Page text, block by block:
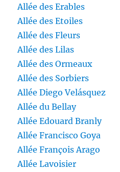
Allée des Erables
Allée des Etoiles
Allée des Fleurs
Allée des Lilas
Allée des Ormeaux
Allée des Sorbiers
Allée Diego Velásquez
Allée du Bellay
Allée Edouard Branly
Allée Francisco Goya
Allée François Arago
Allée Lavoisier